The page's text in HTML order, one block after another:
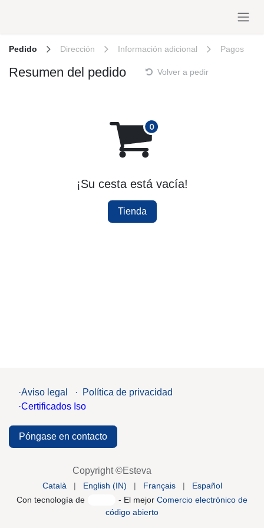
Pedido Dirección Información adicional Pagos
Resumen del pedido Volver a pedir
¡Su cesta está vacía!
Tienda
·Aviso legal · Política de privacidad
·Certificados Iso
Póngase en contacto
Copyright ©Esteva
Català | English (IN) | Français |
Español
Con tecnología de
- El mejor Comercio electrónico de
código abierto